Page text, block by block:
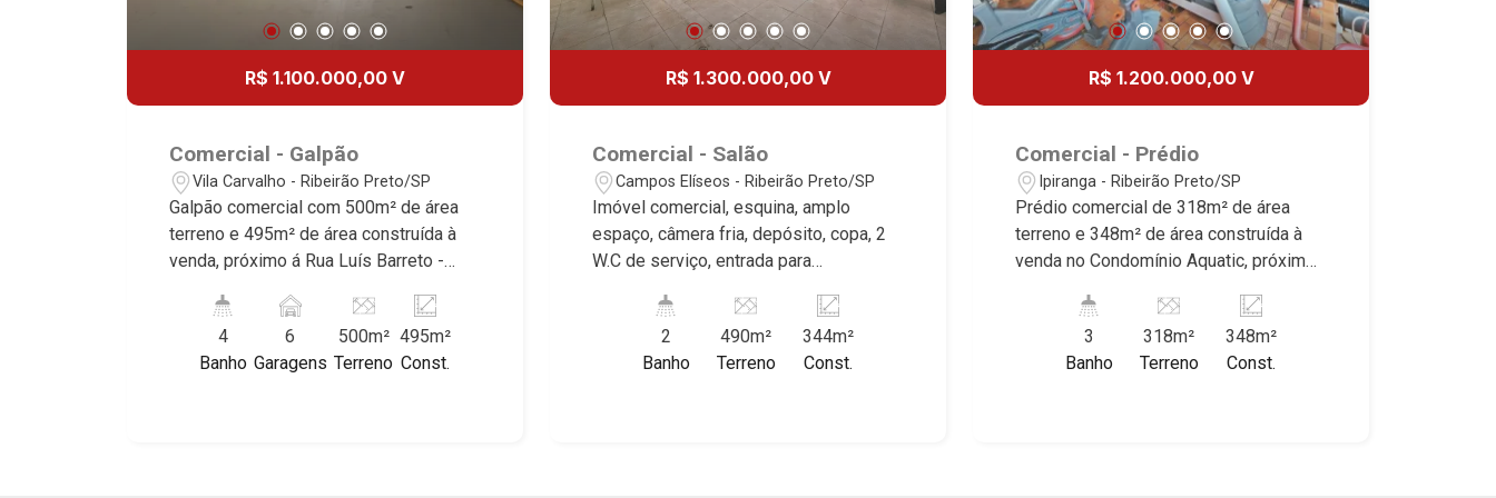
infraestrutura e qualidade de vida
incomparável. Atuamos nos bairros de
Boa Vista, Jardim Botânico, Jardim
Ribeirão, Jardim Canadá, Guaporé, Ilhas
do Sul, Jardim Nova Aliança, Boulevard,
Higienópolis, Sumaré, Jardim América,
Alto do Ipê, Jardim Irajá, Royal Park,
Jardim Califórnia, Quinta da Primavera,
Bonfim Paulista, Vila Seixas, Jardim
Paulista, Jardim Paulistano, Lagoinha,
Ribeirânia, Nova Ribeirânia, Jardim
Macedo, Jardim São Luiz, Centro,
R$ 1.100.000,00 V
Comercial - Galpão
Vila Carvalho - Ribeirão Preto/SP
Galpão comercial com 500m² de área
terreno e 495m² de área construída à
venda, próximo á Rua Luís Barreto -
Conheça as características deste
imóvel que a Martinelli Imobiliária
selecionou para você: - 500m² de área
4
Banho
6
Garagens
500m²
Terreno
495m²
Const.
R$ 1.300.000,00 V
Comercial - Salão
Campos Elíseos - Ribeirão Preto/SP
Imóvel comercial, esquina, amplo
espaço, câmera fria, depósito, copa, 2
W.C de serviço, entrada para
próximo a Av. Costa e Silva. Martinelli
Imobiliária, referência no mercado
imobiliário desde 2000. Especialistas
2
Banho
490m²
Terreno
344m²
Const.
R$ 1.200.000,00 V
Comercial - Prédio
Ipiranga - Ribeirão Preto/SP
Prédio comercial de 318m² de área
terreno e 348m² de área construída à
venda no Condomínio Aquatic, próximo
Ribeirão Preto/SP. Conheça as
características deste imóvel que a
Martinelli Imobiliária selecionou para
3
Banho
318m²
Terreno
348m²
Const.